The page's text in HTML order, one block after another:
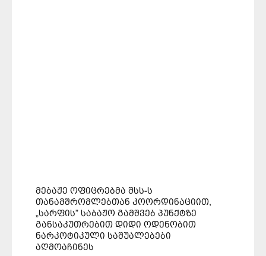
ᲛᲔᲑᲐᲟᲔ ᲝᲤᲘᲪᲠᲔᲑᲛᲐ ᲨᲡᲡ-Ს
ᲗᲐᲜᲐᲛᲨᲠᲝᲛᲚᲔᲑᲗᲐᲜ ᲙᲝᲝᲠᲓᲘᲜᲐᲪᲘᲘᲗ,
„ᲡᲐᲠᲤᲘᲡ” ᲡᲐᲑᲐᲟᲝ ᲒᲐᲛᲨᲕᲔᲑ ᲞᲣᲜᲥᲢᲖᲔ
ᲒᲐᲜᲡᲐᲙᲣᲗᲠᲔᲑᲘᲗ ᲓᲘᲓᲘ ᲝᲓᲔᲜᲝᲑᲘᲗ
ᲜᲐᲠᲙᲝᲢᲘᲙᲣᲚᲘ ᲡᲐᲨᲣᲐᲚᲔᲑᲔᲑᲘ
ᲐᲦᲛᲝᲐᲩᲘᲜᲔᲡ